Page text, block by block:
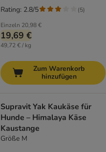
Einzeln 20,98 €
19,69 €
49,72 € / kg
Rating: 2.8/5 (5)
Zum Warenkorb
hinzufügen
Supravit Yak Kaukäse für
Hunde – Himalaya Käse
Kaustange
Größe M